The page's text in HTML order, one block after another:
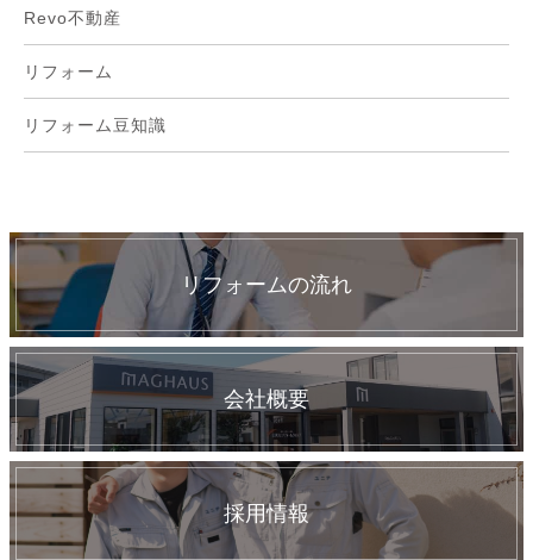
Revo不動産
リフォーム
リフォーム豆知識
リフォームの流れ
会社概要
採用情報